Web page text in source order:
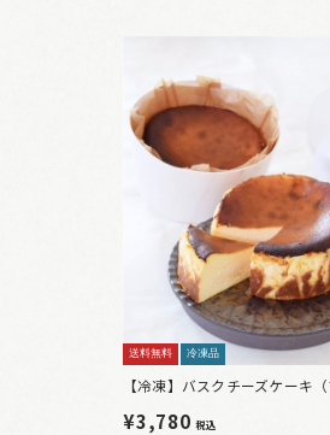
送料無料 冷凍品
【冷凍】バスクチーズケーキ（
¥3,780税込